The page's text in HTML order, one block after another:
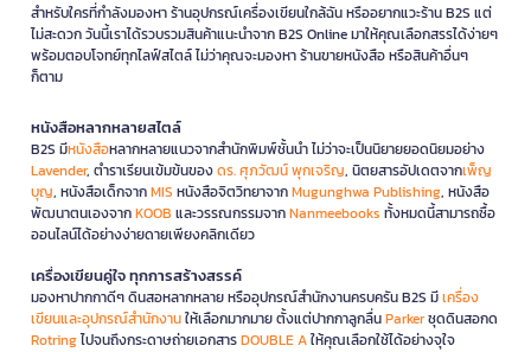
สำหรับใครที่กำลังมองหา ร้านอุปกรณ์เครื่องเขียนใกล้ฉัน หรืออยากแวะร้าน B2S แต่
ไม่สะดวก วันนี้เราได้รวบรวมสินค้าแนะนำจาก B2S Online มาให้คุณเลือกสรรได้ง่ายๆ
พร้อมตอบโจทย์ทุกไลฟ์สไตล์ ไม่ว่าคุณจะมองหา ร้านขายหนังสือ หรือสินค้าอื่นๆ
ก็ตาม
หนังสือหลากหลายสไตล์
B2S มีหนังสือหลากหลายแนวจากสำนักพิมพ์ชั้นนำ ไม่ว่าจะเป็นนิยายยอดนิยมอย่าง
Lavender, ตำราเรียนเข้มข้นของดร. ศุภวัฒน์ พุกเจริญ, นิตยสารอัปเดตจากเพ็ญ
บุญ, หนังสือเด็กจากMIS หนังสือจิตวิทยาจากMugunghwa Publishing, หนังสือ
พัฒนาตนเองจากKOOB และวรรณกรรมจากNanmeebooks ทั้งหมดนี้สามารถซื้อ
ออนไลน์ได้อย่างง่ายดายเพียงคลิกเดียว
เครื่องเขียนคู่ใจ ทุกการสร้างสรรค์
มองหาปากกาดีๆ ดินสอหลากหลาย หรืออุปกรณ์สำนักงานครบครัน B2S มีเครื่อง
เขียนและอุปกรณ์สำนักงานให้เลือกมากมาย ตั้งแต่ปากกาลูกลื่นParkerชุดดินสอกด
Rotringไปจนถึงกระดาษถ่ายเอกสารDOUBLE Aให้คุณเลือกใช้ได้อย่างจุใจ